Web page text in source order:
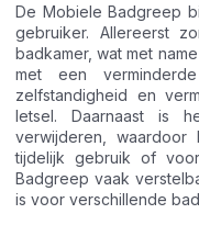
De Mobiele Badgreep
gebruiker. Allereerst
badkamer, wat met
met een
zelfstandigheid en
letsel. Daarnaast is
verwijderen,
tijdelijk gebruik of
Badgreep vaak
is voor verschillende